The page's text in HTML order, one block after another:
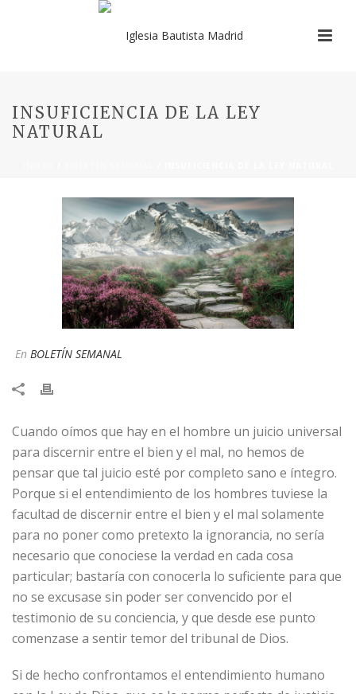
INSUFICIENCIA DE LA LEY
NATURAL
En BOLETÍN SEMANAL
Cuando oímos que hay en el hombre un juicio universal
para discernir entre el bien y el mal, no hemos de
pensar que tal juicio esté por completo sano e íntegro.
Porque si el entendimiento de los hombres tuviese la
facultad de discernir entre el bien y el mal solamente
para no poner como pretexto la ignorancia, no sería
necesario que conociese la verdad en cada cosa
particular; bastaría con conocerla lo suficiente para que
no se excusase sin poder ser convencido por el
testimonio de su conciencia, y que desde ese punto
comenzase a sentir temor del tribunal de Dios.
Si de hecho confrontamos el entendimiento humano